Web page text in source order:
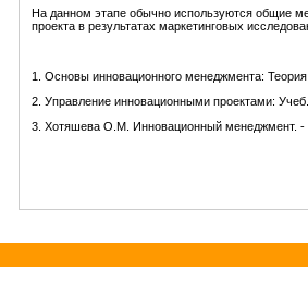
На данном этапе обычно используются общие
проекта в результатах маркетинговых
1. Основы инновационного менеджмента:
2. Управление инновационными проектами:
3. Хотяшева О.М. Инновационный менеджмент. -